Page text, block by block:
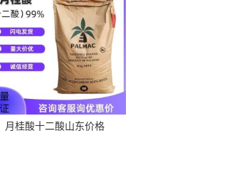
月桂酸十二酸山东价格